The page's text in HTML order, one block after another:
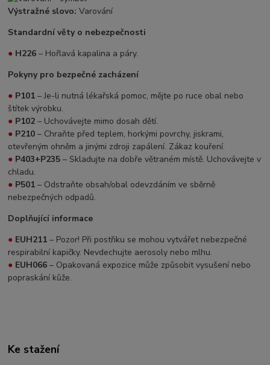
Výstražné slovo: Varování
Standardní věty o nebezpečnosti
● H226 – Hořlavá kapalina a páry.
Pokyny pro bezpečné zacházení
● P101 – Je-li nutná lékařská pomoc, mějte po ruce obal nebo
štítek výrobku.
● P102 – Uchovávejte mimo dosah dětí.
● P210 – Chraňte před teplem, horkými povrchy, jiskrami,
otevřeným ohněm a jinými zdroji zapálení. Zákaz kouření.
● P403+P235 – Skladujte na dobře větraném místě. Uchovávejte v
chladu.
● P501 – Odstraňte obsah/obal odevzdáním ve sběrně
nebezpečných odpadů.
Doplňující informace
● EUH211 – Pozor! Při postřiku se mohou vytvářet nebezpečné
respirabilní kapičky. Nevdechujte aerosoly nebo mlhu.
● EUH066 – Opakovaná expozice může způsobit vysušení nebo
popraskání kůže.
Ke stažení